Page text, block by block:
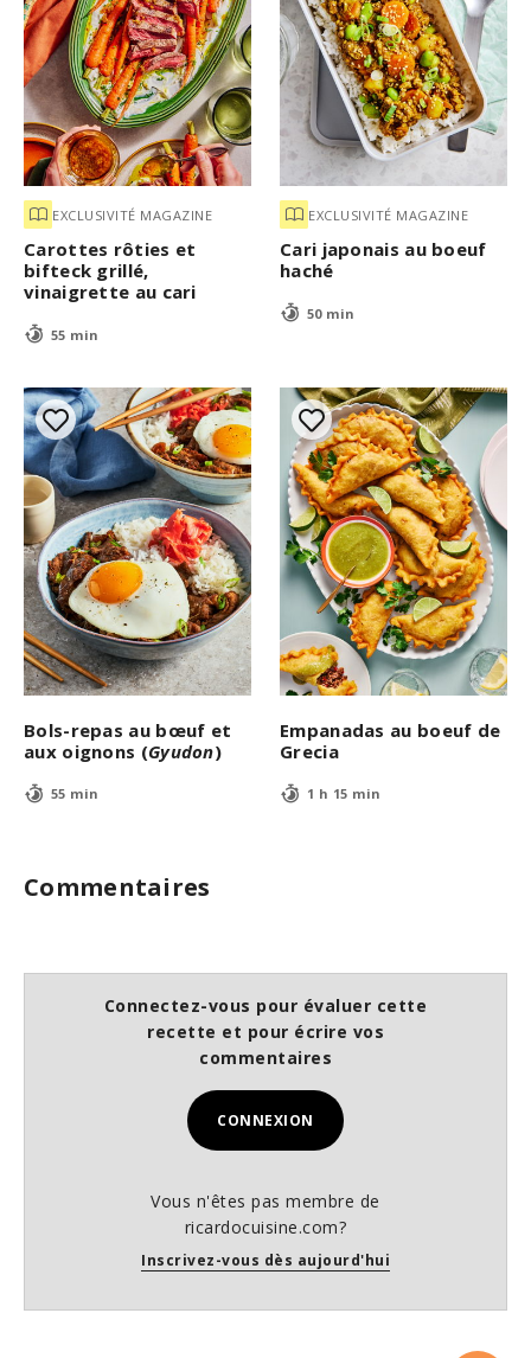
EXCLUSIVITÉ MAGAZINE
Carottes rôties et
bifteck grillé,
vinaigrette au cari
55 min
EXCLUSIVITÉ MAGAZINE
Cari japonais au boeuf
haché
50 min
Bols-repas au bœuf et
aux oignons (Gyudon)
55 min
Empanadas au boeuf de
Grecia
1 h 15 min
Commentaires
Connectez-vous pour évaluer cette
recette et pour écrire vos
commentaires
CONNEXION
Vous n'êtes pas membre de
ricardocuisine.com?
Inscrivez-vous dès aujourd'hui